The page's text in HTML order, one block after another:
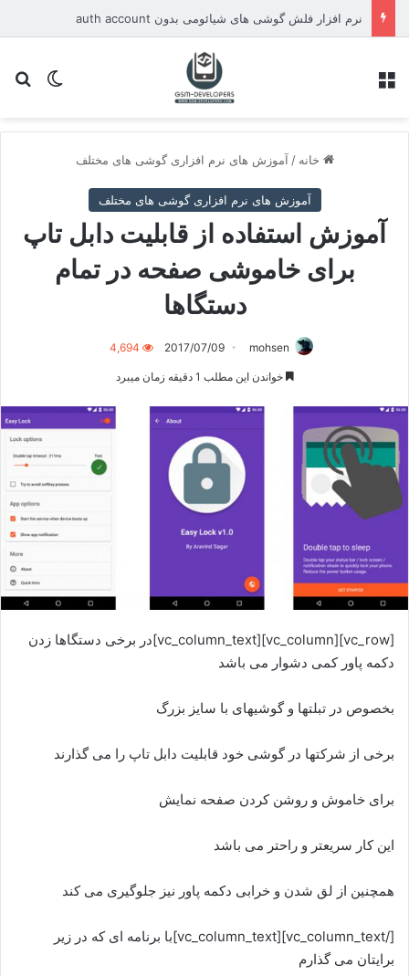
نرم افزار فلش گوشی های شیائومی بدون auth account
تغییر
خانه / آموزش های نرم افزاری گوشی های مختلف
آموزش های نرم افزاری گوشی های مختلف
آموزش استفاده از قابلیت دابل تاپ
برای خاموشی صفحه در تمام
دستگاها
mohsen
2017/07/09
4,694
خواندن این مطلب 1 دقیقه زمان میبرد
[vc_row][vc_column][vc_column_text]در برخی دستگاها زدن
دکمه پاور کمی دشوار می باشد
بخصوص در تبلتها و گوشیهای با سایز بزرگ
برخی از شرکتها در گوشی خود قابلیت دابل تاپ را می گذارند
برای خاموش و روشن کردن صفحه نمایش
این کار سریعتر و راحتر می باشد
همچنین از لق شدن و خرابی دکمه پاور نیز جلوگیری می کند
[/vc_column_text][vc_column_text]با برنامه ای که در زیر
برایتان می گذارم